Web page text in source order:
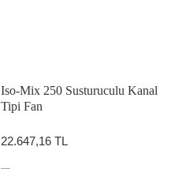
Iso-Mix 250 Susturuculu Kanal
Tipi Fan
22.647,16 TL